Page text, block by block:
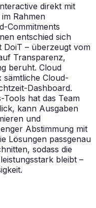
direkt mit
Rahmen
Commitments
entschied sich
DoiT – überzeugt vom
Transparenz,
beruht. Cloud
Cloud-
Dashboard.
hat das Team
kann Ausgaben
und
Abstimmung mit
Lösungen passgenau
sodass die
bleibt –